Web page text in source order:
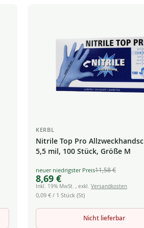
KERBL
Nitrile Top Pro
5,5 mil, 100 Stück, Größe M
Special
Price
8,69 €
11,58 €
Inkl. 19% MwSt.,exkl.Versandkosten
0,09 € / 1 Stück (St)
Nicht lieferbar